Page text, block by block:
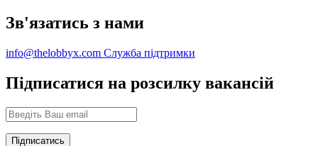
Зв'язатись з нами
info@thelobbyx.com Служба підтримки
Підписатися на розсилку вакансій